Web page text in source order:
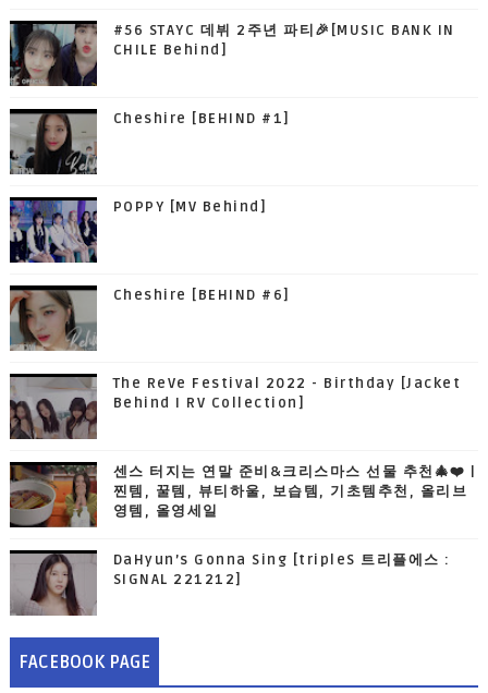
#56 STAYC 데뷔 2주년 파티🎉[MUSIC BANK IN
CHILE Behind]
Cheshire [BEHIND #1]
POPPY [MV Behind]
Cheshire [BEHIND #6]
The ReVe Festival 2022 - Birthday [Jacket
Behind I RV Collection]
센스 터지는 연말 준비&크리스마스 선물 추천🎄❤️ |
찐템, 꿀템, 뷰티하울, 보습템, 기초템추천, 올리브
영템, 올영세일
DaHyun’s Gonna Sing [tripleS 트리플에스 :
SIGNAL 221212]
FACEBOOK PAGE